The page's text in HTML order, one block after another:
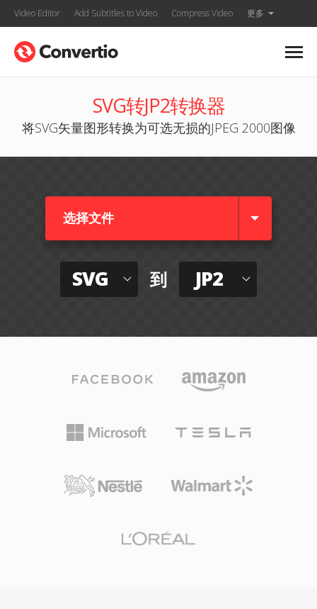
Video Editor Add Subtitles to Video Compress Video 更多
SVG转JP2转换器
将SVG矢量图形转换为可选无损的JPEG 2000图像
选择文件
SVG 到 JP2